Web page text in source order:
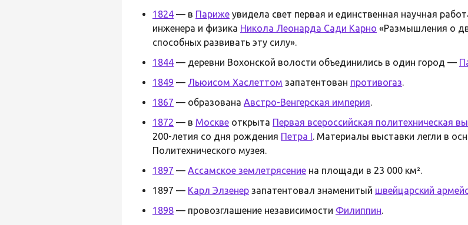
1824 — в Париже увидела свет первая и единственная научная
инженера и физика Никола Леонарда Сади Карно «Размышления о
способных развивать эту силу».
1844 — деревни Вохонской волости объединились в один город —
1849 — Льюисом Хаслеттом запатентован противогаз.
1867 — образована Австро-Венгерская империя.
1872 — в Москве открыта Первая всероссийская политехническая
200-летия со дня рождения Петра I. Материалы выставки легли в
Политехнического музея.
1897 — Ассамское землетрясение на площади в 23 000 км².
1897 — Карл Элзенер запатентовал знаменитый швейцарский
1898 — провозглашение независимости Филиппин.